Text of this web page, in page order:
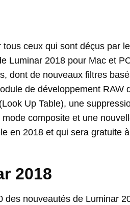
tous ceux qui sont déçus par
Luminar 2018 pour Mac et
dont de nouveaux filtres
de développement
Up Table), une
mode composite et une
en 2018 et qui sera gratuite
2018
des nouveautés de Luminar